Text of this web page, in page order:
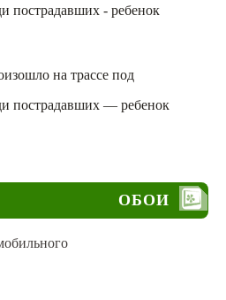
пострадавших - ребенок
на трассе под
пострадавших — ребенок
ОБОИ